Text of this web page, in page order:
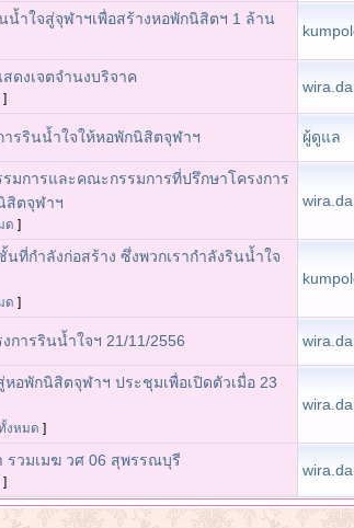
น้ำใจสู่จุฬาฯเพื่อสร้างหอพักนิสิตฯ 1 ล้าน
ดงเจตจำนงบริจาค
]
รรินน้ำใจให้หอพักนิสิตจุฬาฯ ผู้ดูแล
มการและคณะกรรมการที่ปรึกษาโครงการ
สิตจุฬาฯ
ด ]
ที่กำลังก่อสร้าง ซึ่งพวกเรากำลังรินน้ำใจ
ด ]
การรินน้ำใจฯ 21/11/2556
อพักนิสิตจุฬาฯ ประชุมเพื่อเปิดตัวเมื่อ 23
งหมด ]
รวมเมฆ วศ 06 สุพรรณบุรี
]